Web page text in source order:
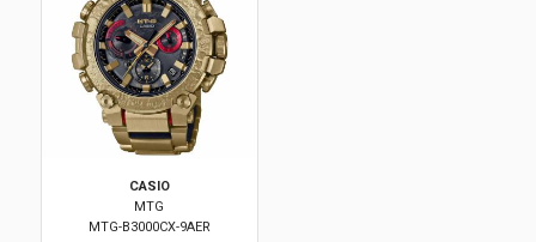
CASIO
MTG
MTG-B3000CX-9AER